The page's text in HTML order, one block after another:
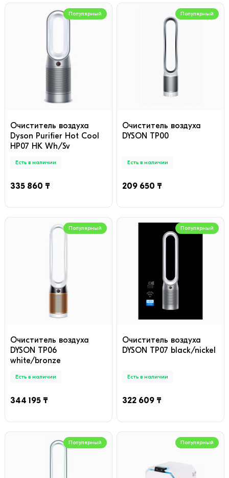
Популярный
Очиститель воздуха
Dyson Purifier Hot Cool
HP07 HK Wh/Sv
Есть в наличии
335 860 ₸
Популярный
Очиститель воздуха
DYSON TP00
Есть в наличии
209 650 ₸
Популярный
Очиститель воздуха
DYSON TP06
white/bronze
Есть в наличии
344 195 ₸
Популярный
Очиститель воздуха
DYSON TP07 black/nickel
Есть в наличии
322 609 ₸
Популярный Популярный